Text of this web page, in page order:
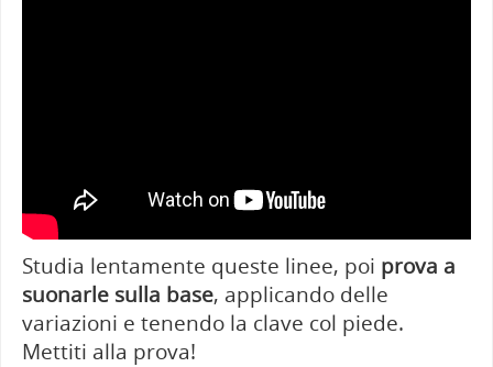
Studia lentamente queste linee, poi prova a
suonarle sulla base, applicando delle
variazioni e tenendo la clave col piede.
Mettiti alla prova!